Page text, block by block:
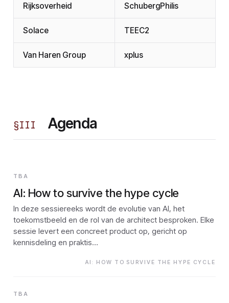
Rijksoverheid SchubergPhilis
Solace TEEC2
Van Haren Group xplus
§III Agenda
TBA
AI: How to survive the hype cycle
In deze sessiereeks wordt de evolutie van AI, het
toekomstbeeld en de rol van de architect besproken. Elke
sessie levert een concreet product op, gericht op
kennisdeling en praktis…
AI: HOW TO SURVIVE THE HYPE CYCLE
TBA